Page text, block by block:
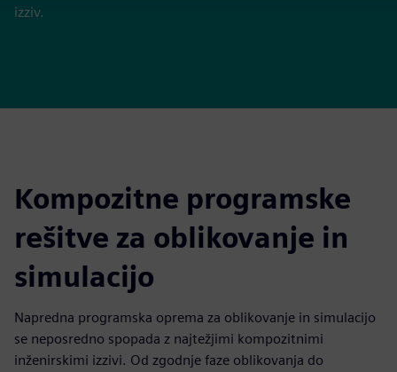
izziv.
Kompozitne programske
rešitve za oblikovanje in
simulacijo
Napredna programska oprema za oblikovanje in simulacijo
se neposredno spopada z najtežjimi kompozitnimi
inženirskimi izzivi. Od zgodnje faze oblikovanja do